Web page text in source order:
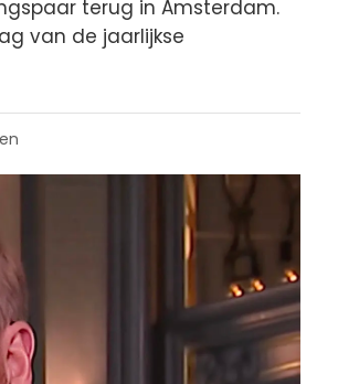
terug in Amsterdam.
van de jaarlijkse